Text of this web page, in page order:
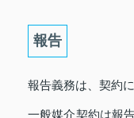
報告
報告義務は、契約
一般媒介契約は報